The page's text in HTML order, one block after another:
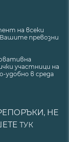
на всеки
превозни
участници на
удобно в среда
НЕ
ТУК